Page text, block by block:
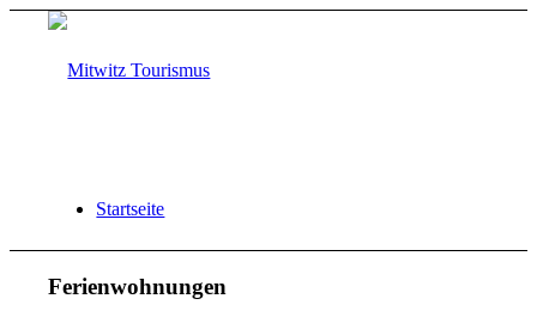
Startseite
Ferienwohnungen